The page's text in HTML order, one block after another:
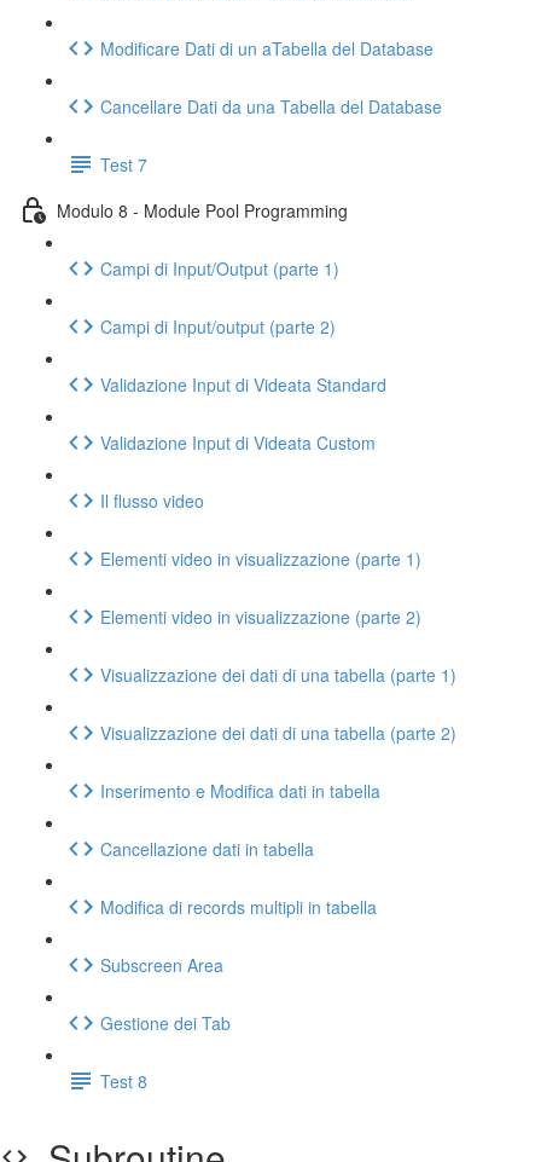
Modificare Dati di un aTabella del Database
Cancellare Dati da una Tabella del Database
Test 7
Modulo 8 - Module Pool Programming
Campi di Input/Output (parte 1)
Campi di Input/output (parte 2)
Validazione Input di Videata Standard
Validazione Input di Videata Custom
Il flusso video
Elementi video in visualizzazione (parte 1)
Elementi video in visualizzazione (parte 2)
Visualizzazione dei dati di una tabella (parte 1)
Visualizzazione dei dati di una tabella (parte 2)
Inserimento e Modifica dati in tabella
Cancellazione dati in tabella
Modifica di records multipli in tabella
Subscreen Area
Gestione dei Tab
Test 8